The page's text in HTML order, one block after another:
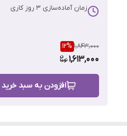
زمان آماده‌سازی 3 روز کاری
1,843,000
12%
1,613,000
افزودن به سبد خرید